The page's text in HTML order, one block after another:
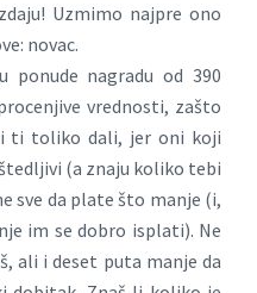
Uzmimo najpre ono
novac.
ponude nagradu od 390
vrednosti, zašto
ti toliko dali, jer oni koji
(a znaju koliko tebi
sve da plate što manje (i,
im se dobro isplati). Ne
ali i deset puta manje da